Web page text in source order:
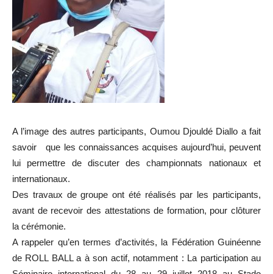
A l’image des autres participants, Oumou Djouldé Diallo a fait
savoir que les connaissances acquises aujourd’hui, peuvent
lui permettre de discuter des championnats nationaux et
internationaux.
Des travaux de groupe ont été réalisés par les participants,
avant de recevoir des attestations de formation, pour clôturer
la cérémonie.
A rappeler qu’en termes d’activités, la Fédération Guinéenne
de ROLL BALL a à son actif, notamment : La participation au